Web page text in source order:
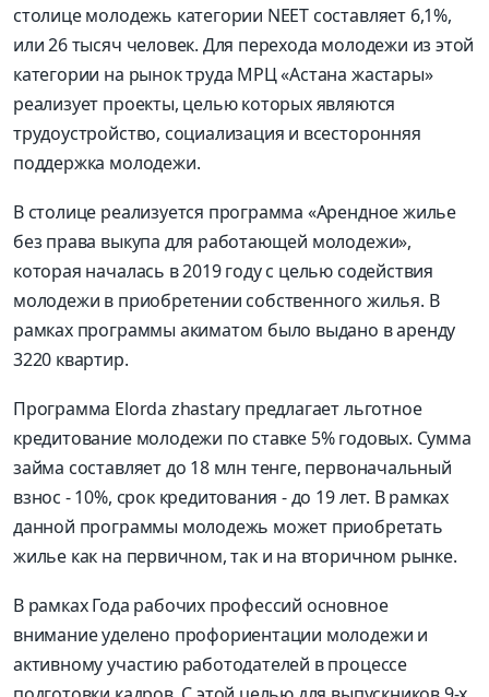
столице молодежь категории NEET составляет 6,1%,
или 26 тысяч человек. Для перехода молодежи из этой
категории на рынок труда МРЦ «Астана жастары»
реализует проекты, целью которых являются
трудоустройство, социализация и всесторонняя
поддержка молодежи.
В столице реализуется программа «Арендное жилье
без права выкупа для работающей молодежи»,
которая началась в 2019 году с целью содействия
молодежи в приобретении собственного жилья. В
рамках программы акиматом было выдано в аренду
3220 квартир.
Программа Elorda zhastary предлагает льготное
кредитование молодежи по ставке 5% годовых. Сумма
займа составляет до 18 млн тенге, первоначальный
взнос - 10%, срок кредитования - до 19 лет. В рамках
данной программы молодежь может приобретать
жилье как на первичном, так и на вторичном рынке.
В рамках Года рабочих профессий основное
внимание уделено профориентации молодежи и
активному участию работодателей в процессе